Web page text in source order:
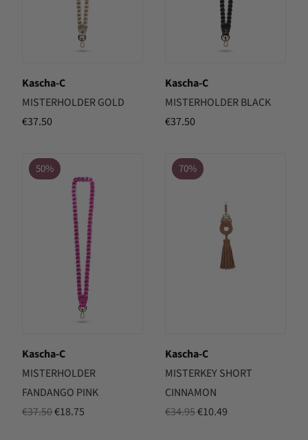
Kascha-C
MISTERHOLDER GOLD
€37.50
Kascha-C
MISTERHOLDER BLACK
€37.50
50%
Kascha-C
MISTERHOLDER
FANDANGO PINK
€37.50Oorspronkelijke
€18.75
70%
Kascha-C
MISTERKEY SHORT
CINNAMON
€34.95Oorspronkelijke
€10.49